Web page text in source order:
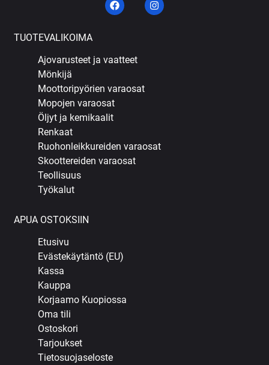
TUOTEVALIKOIMA
Ajovarusteet ja vaatteet
Mönkijä
Moottoripyörien varaosat
Mopojen varaosat
Öljyt ja kemikaalit
Renkaat
Ruohonleikkureiden varaosat
Skoottereiden varaosat
Teollisuus
Työkalut
APUA OSTOKSIIN
Etusivu
Evästekäytäntö (EU)
Kassa
Kauppa
Korjaamo Kuopiossa
Oma tili
Ostoskori
Tarjoukset
Tietosuojaseloste